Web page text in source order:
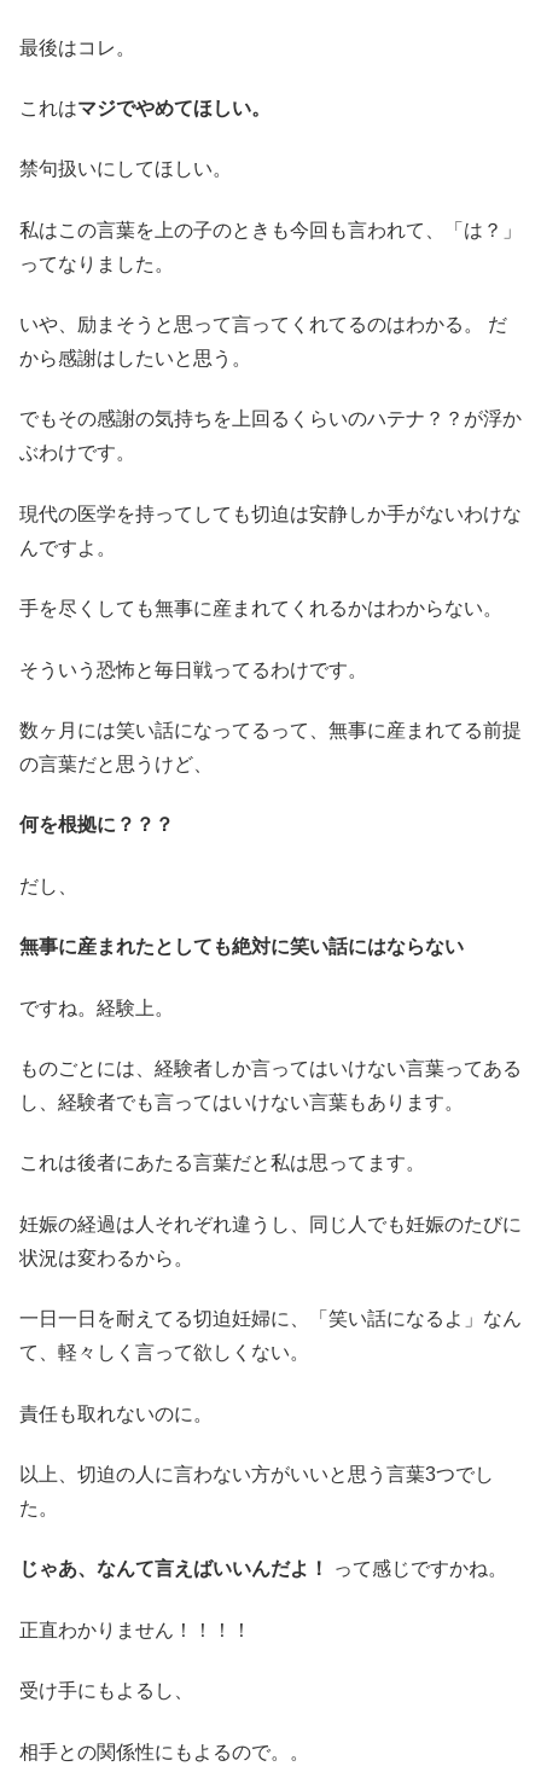
最後はコレ。
これはマジでやめてほしい。
禁句扱いにしてほしい。
私はこの言葉を上の子のときも今回も言われて、「は？」
ってなりました。
いや、励まそうと思って言ってくれてるのはわかる。 だ
から感謝はしたいと思う。
でもその感謝の気持ちを上回るくらいのハテナ？？が浮か
ぶわけです。
現代の医学を持ってしても切迫は安静しか手がないわけな
んですよ。
手を尽くしても無事に産まれてくれるかはわからない。
そういう恐怖と毎日戦ってるわけです。
数ヶ月には笑い話になってるって、無事に産まれてる前提
の言葉だと思うけど、
何を根拠に？？？
だし、
無事に産まれたとしても絶対に笑い話にはならない
ですね。経験上。
ものごとには、経験者しか言ってはいけない言葉ってある
し、経験者でも言ってはいけない言葉もあります。
これは後者にあたる言葉だと私は思ってます。
妊娠の経過は人それぞれ違うし、同じ人でも妊娠のたびに
状況は変わるから。
一日一日を耐えてる切迫妊婦に、「笑い話になるよ」なん
て、軽々しく言って欲しくない。
責任も取れないのに。
以上、切迫の人に言わない方がいいと思う言葉3つでし
た。
じゃあ、なんて言えばいいんだよ！ って感じですかね。
正直わかりません！！！！
受け手にもよるし、
相手との関係性にもよるので。。